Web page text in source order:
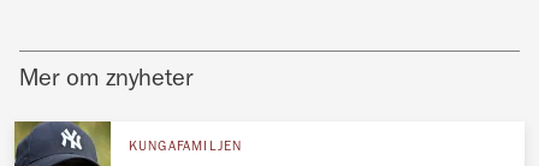
Mer om znyheter
KUNGAFAMILJEN